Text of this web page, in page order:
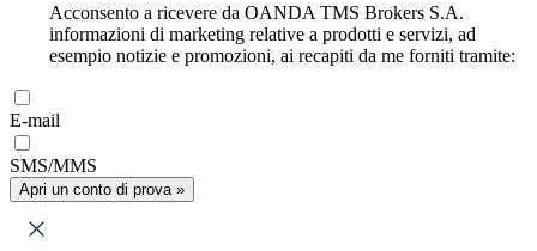
Acconsento a ricevere da OANDA TMS Brokers S.A.
informazioni di marketing relative a prodotti e servizi, ad
esempio notizie e promozioni, ai recapiti da me forniti tramite:
E-mail
SMS/MMS
Apri un conto di prova »